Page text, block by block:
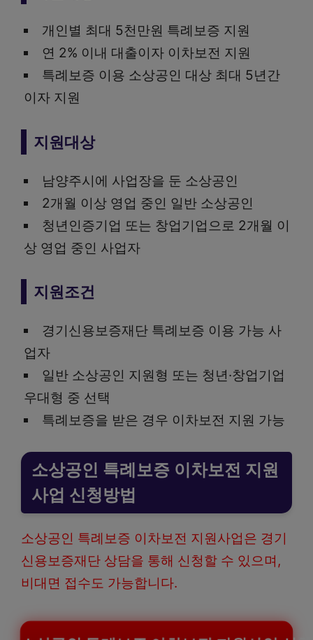
개인별 최대 5천만원 특례보증 지원
연 2% 이내 대출이자 이차보전 지원
특례보증 이용 소상공인 대상 최대 5년간
이자 지원
지원대상
남양주시에 사업장을 둔 소상공인
2개월 이상 영업 중인 일반 소상공인
청년인증기업 또는 창업기업으로 2개월 이
상 영업 중인 사업자
지원조건
경기신용보증재단 특례보증 이용 가능 사
업자
일반 소상공인 지원형 또는 청년·창업기업
우대형 중 선택
특례보증을 받은 경우 이차보전 지원 가능
소상공인 특례보증 이차보전 지원
사업 신청방법
소상공인 특례보증 이차보전 지원사업은 경기
신용보증재단 상담을 통해 신청할 수 있으며,
비대면 접수도 가능합니다.